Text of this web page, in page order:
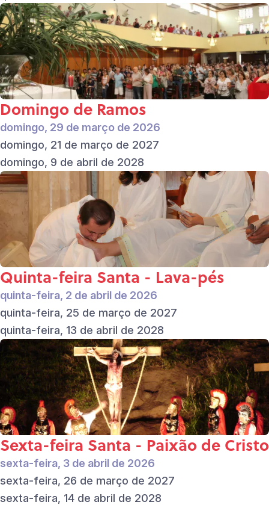
Domingo de Ramos
domingo, 29 de março de 2026
domingo, 21 de março de 2027
domingo, 9 de abril de 2028
Quinta-feira Santa - Lava-pés
quinta-feira, 2 de abril de 2026
quinta-feira, 25 de março de 2027
quinta-feira, 13 de abril de 2028
Sexta-feira Santa - Paixão de Cristo
sexta-feira, 3 de abril de 2026
sexta-feira, 26 de março de 2027
sexta-feira, 14 de abril de 2028